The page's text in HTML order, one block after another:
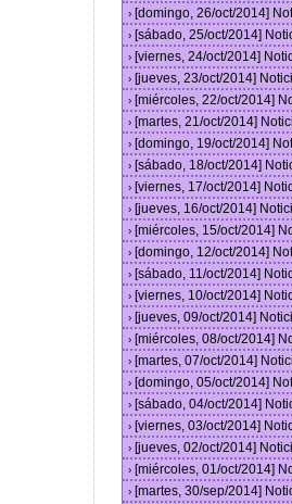
› [domingo, 26/oct/2014]
› [sábado, 25/oct/2014]
› [viernes, 24/oct/2014]
› [jueves, 23/oct/2014]
› [miércoles, 22/oct/2014]
› [martes, 21/oct/2014]
› [domingo, 19/oct/2014]
› [sábado, 18/oct/2014]
› [viernes, 17/oct/2014]
› [jueves, 16/oct/2014]
› [miércoles, 15/oct/2014]
› [domingo, 12/oct/2014]
› [sábado, 11/oct/2014]
› [viernes, 10/oct/2014]
› [jueves, 09/oct/2014]
› [miércoles, 08/oct/2014]
› [martes, 07/oct/2014]
› [domingo, 05/oct/2014]
› [sábado, 04/oct/2014]
› [viernes, 03/oct/2014]
› [jueves, 02/oct/2014]
› [miércoles, 01/oct/2014]
› [martes, 30/sep/2014]